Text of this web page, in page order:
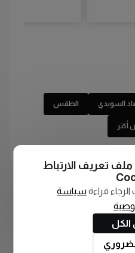
السويدي الطقس
أكتر
تعريف الارتباط
قراءة سياسة
الكل